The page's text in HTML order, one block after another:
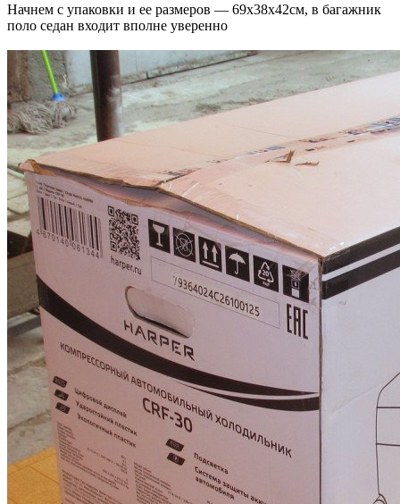
Начнем с упаковки и ее размеров — 69х38х42см, в багажник
поло седан входит вполне уверенно